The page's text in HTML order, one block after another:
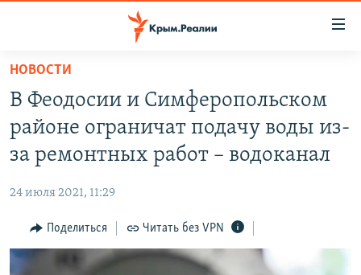
Вернуться
основному
содержанию
Вернутся
главной
Вернутся
СПЕЦПРОЕКТЫ
11 ЛЕТ ОККУПАЦИИ КРЫМА. 11 ИСТОРИЙ СОПРОТИВЛЕНИЯ
ВОДА
ЕЩЕ
ИНТЕРАКТИВ
ИНФОГРАФИКА
РАДІО СВОБОДА
КАК ОБОЙТИ БЛОКИРОВКУ
НОВОСТИ
В Феодосии и Симферопольском
районе ограничат подачу воды из-
за ремонтных работ – водоканал
24 июля 2021, 11:29
Поделиться Читать без VPN